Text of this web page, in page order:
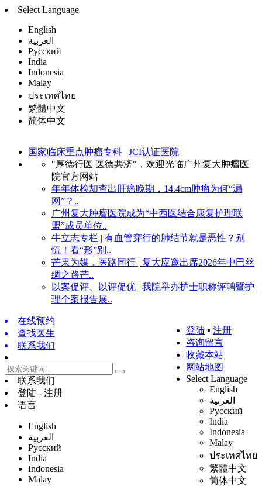
Select Language
English
العربية
Русский
India
Indonesia
Malay
ประเทศไทย
繁體中文
简体中文
国家临床重点肿瘤专科
JCI认证医院
"厚德行医 医德共济"，欢迎光临广州复大肿瘤医
院官方网站
年年体检却查出肝癌晚期，14.4cm肿瘤为何“漏
网”？..
广州复大肿瘤医院成为“中西医结合康复护理联
盟”成员单位..
牛立志专栏 | 有血管穿行的肺结节就是恶性？别
慌！看“形”别..
芒果为媒，医路同行 | 复大应邀出席2026年中巴丝
绸之路芒..
以案促评、以评促优 | 我院举办护士职称评聘暨护
理个案报告展..
登陆 ▪ 注册
咨询留言
收藏本站
网站地图
Select Language
English
العربية
Русский
India
Indonesia
Malay
ประเทศไทย
繁體中文
简体中文
在线预约
查找医生
联系我们
联系我们
登陆 - 注册
语言
English
العربية
Русский
India
Indonesia
Malay